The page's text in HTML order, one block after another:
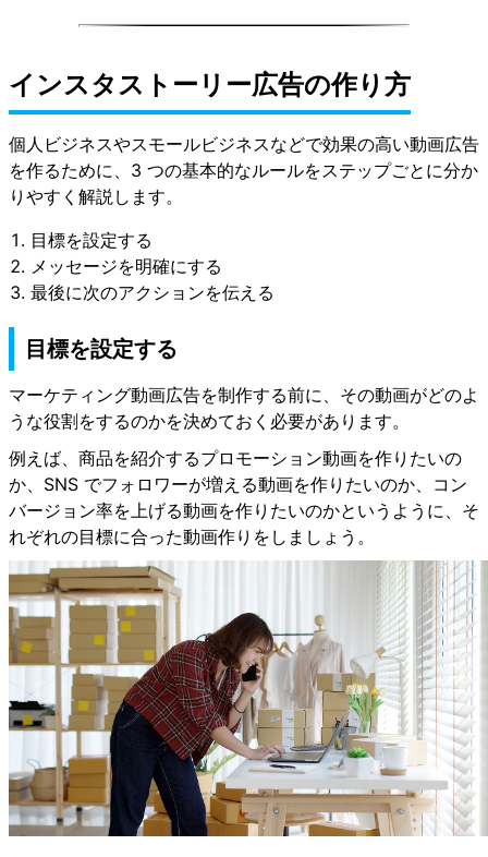
インスタストーリー広告の作り方
個人ビジネスやスモールビジネスなどで効果の高い動画広告
を作るために、3 つの基本的なルールをステップごとに分か
りやすく解説します。
目標を設定する
メッセージを明確にする
最後に次のアクションを伝える
目標を設定する
マーケティング動画広告を制作する前に、その動画がどのよ
うな役割をするのかを決めておく必要があります。
例えば、商品を紹介するプロモーション動画を作りたいの
か、SNS でフォロワーが増える動画を作りたいのか、コン
バージョン率を上げる動画を作りたいのかというように、そ
れぞれの目標に合った動画作りをしましょう。